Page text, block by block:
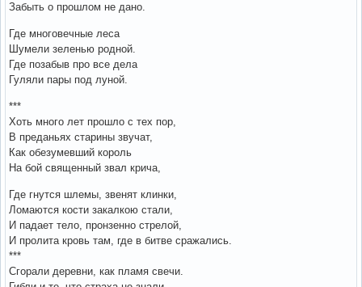
Забыть о прошлом не дано.
Где многовечные леса
Шумели зеленью родной.
Где позабыв про все дела
Гуляли пары под луной.
***
Хоть много лет прошло с тех пор,
В преданьях старины звучат,
Как обезумевший король
На бой священный звал крича,
Где гнутся шлемы, звенят клинки,
Ломаются кости закалкою стали,
И падает тело, пронзенно стрелой,
И пролита кровь там, где в битве сражались.
***
Сгорали деревни, как пламя свечи.